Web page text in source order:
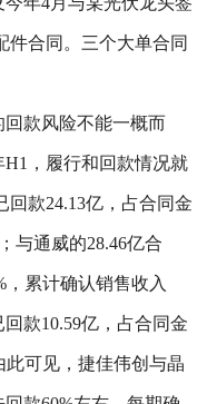
件合同。三个大单合同
款风险不能一概而
，履行和回款情况就
回款24.13亿，占合同金
与通威的28.46亿合
，累计确认销售收入
款10.59亿，占合同金
此可见，捷佳伟创与晶